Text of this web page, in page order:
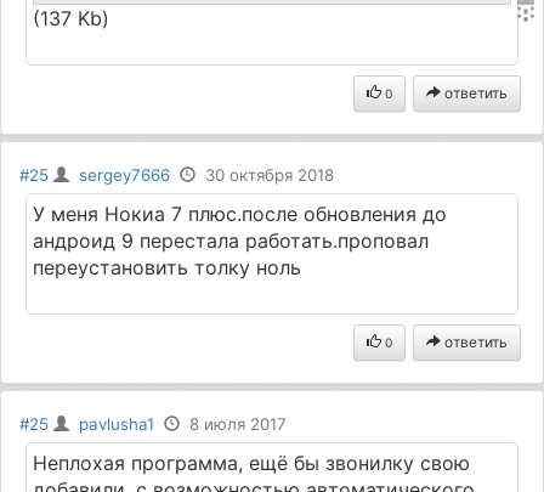
(137 Kb)
0 ответить
#25 sergey7666 30 октября 2018
У меня Нокиа 7 плюс.после обновления до
андроид 9 перестала работать.проповал
переустановить толку ноль
0 ответить
#25 pavlusha1 8 июля 2017
Неплохая программа, ещё бы звонилку свою